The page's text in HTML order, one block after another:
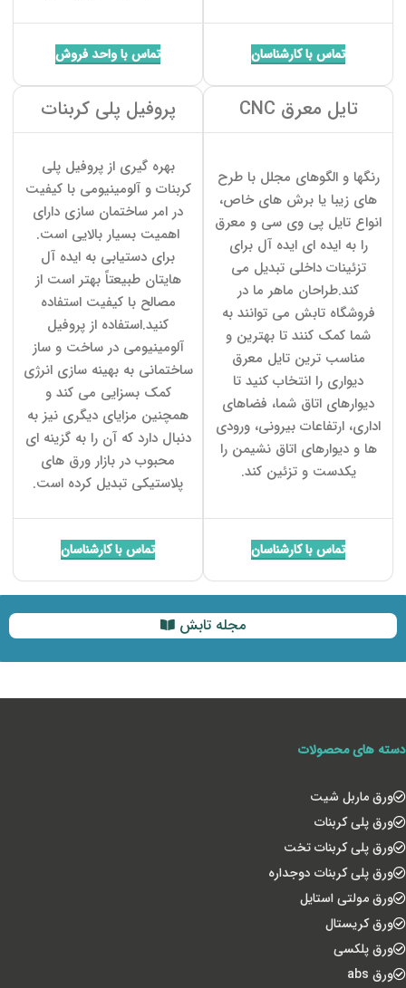
تماس با کارشناسان تماس با واحد فروش
تایل معرق CNC
رنگها و الگوهای مجلل با طرح
های زیبا یا برش های خاص،
انواع تایل پی وی سی و معرق
را به ایده ای ایده آل برای
تزئینات داخلی تبدیل می
کند.طراحان ماهر ما در
فروشگاه تابش می توانند به
شما کمک کنند تا بهترین و
مناسب ترین تایل معرق
دیواری را انتخاب کنید تا
دیوارهای اتاق شما، فضاهای
اداری، ارتفاعات بیرونی، ورودی
ها و دیوارهای اتاق نشیمن را
یکدست و تزئین کند.
تماس با کارشناسان
پروفیل پلی کربنات
بهره گیری از پروفیل پلی
کربنات و آلومینیومی با کیفیت
در امر ساختمان سازی دارای
اهمیت بسیار بالایی است.
برای دستیابی به ایده آل
هایتان طبیعتاً بهتر است از
مصالح با کیفیت استفاده
کنید.استفاده از پروفیل
آلومینیومی در ساخت و ساز
ساختمانی به بهینه سازی انرژی
کمک بسزایی می کند و
همچنین مزایای دیگری نیز به
دنبال دارد که آن را به گزینه ای
محبوب در بازار ورق های
پلاستیکی تبدیل کرده است.
تماس با کارشناسان
مجله تابش
دسته های محصولات
ورق ماربل شیت
ورق پلی کربنات
ورق پلی کربنات تخت
ورق پلی کربنات دوجداره
ورق مولتی استایل
ورق کریستال
ورق پلکسی
ورق abs